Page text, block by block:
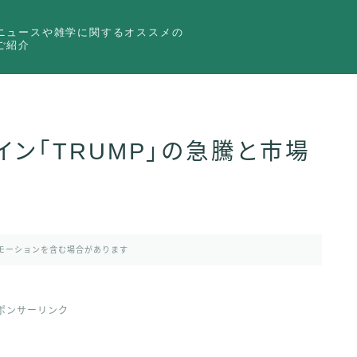
ュースや雑学に関するオススメの
紹介
ン「TRUMP」の急騰と市場
ーションを含む場合があります
ンサーリンク